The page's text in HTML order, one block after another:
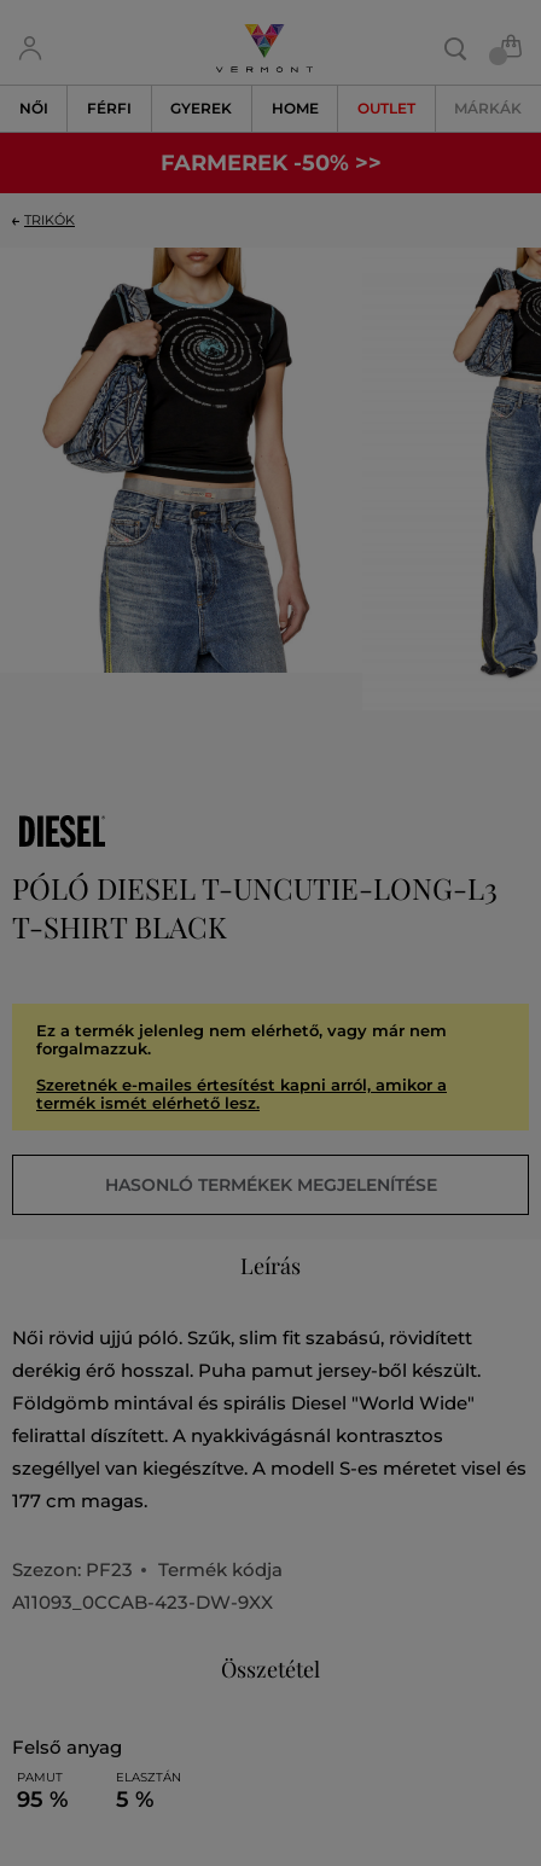
NŐI FÉRFI GYEREK HOME OUTLET MÁRKÁK
FARMEREK -50% >>
TRIKÓK
PÓLÓ DIESEL T-UNCUTIE-LONG-L3
T-SHIRT BLACK
Ez a termék jelenleg nem elérhető, vagy már nem
forgalmazzuk.
Szeretnék e-mailes értesítést kapni arról, amikor a
termék ismét elérhető lesz.
HASONLÓ TERMÉKEK MEGJELENÍTÉSE
Leírás
Női rövid ujjú póló. Szűk, slim fit szabású, rövidített
derékig érő hosszal. Puha pamut jersey-ből készült.
Földgömb mintával és spirális Diesel "World Wide"
felirattal díszített. A nyakkivágásnál kontrasztos
szegéllyel van kiegészítve. A modell S-es méretet visel és
177 cm magas.
Szezon: PF23
Termék kódja
A11093_0CCAB-423-DW-9XX
Összetétel
felső anyag
PAMUT
95 %
ELASZTÁN
5 %